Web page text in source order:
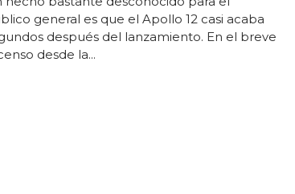
general es que el Apollo 12 casi acaba
después del lanzamiento. En el breve
desde la...